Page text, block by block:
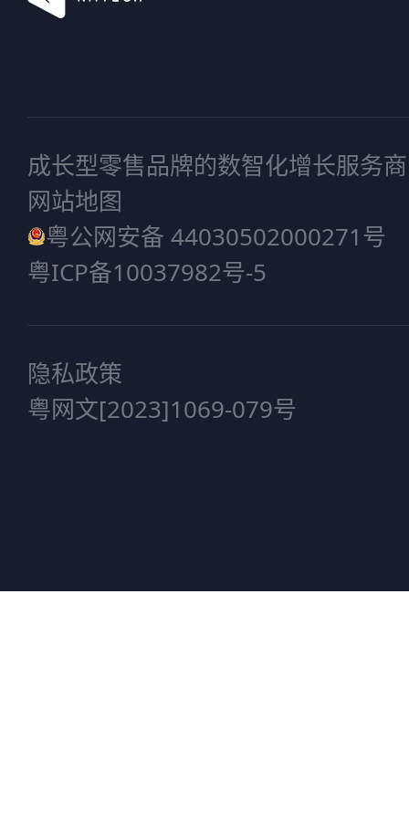
成长型零售品牌的数智化增长服务商
网站地图
粤公网安备 44030502000271号
粤ICP备10037982号-5
隐私政策
粤网文[2023]1069-079号